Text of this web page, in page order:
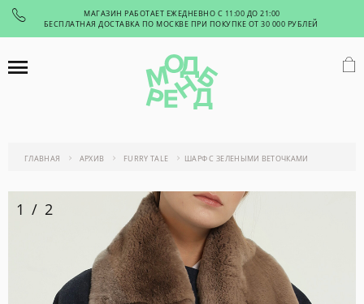
МАГАЗИН РАБОТАЕТ ЕЖЕДНЕВНО С 11:00 ДО 21:00
БЕСПЛАТНАЯ ДОСТАВКА ПО МОСКВЕ ПРИ ПОКУПКЕ ОТ 30 000 РУБЛЕЙ
ГЛАВНАЯ АРХИВ FURRY TALE ШАРФ С ЗЕЛЕНЫМИ ВЕТОЧКАМИ
1 / 2